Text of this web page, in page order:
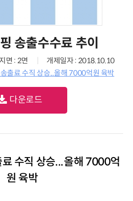
송출수수료 추이
지면 : 2면
개제일자 : 2018.10.10
출료 수직 상승...올해 7000억원 육박
다운로드
수직 상승...올해 7000억
원 육박